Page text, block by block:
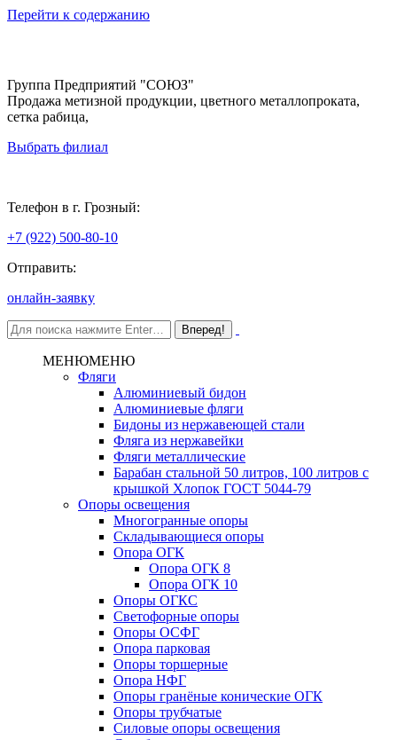
Перейти к содержанию
Группа Предприятий "СОЮЗ"
Продажа метизной продукции, цветного металлопроката,
сетка рабица,
Выбрать филиал
Телефон в г. Грозный:
+7 (922) 500-80-10
Отправить:
онлайн-заявку
МЕНЮМЕНЮ
Фляги
Алюминиевый бидон
Алюминиевые фляги
Бидоны из нержавеющей стали
Фляга из нержавейки
Фляги металлические
Барабан стальной 50 литров, 100 литров с
крышкой Хлопок ГОСТ 5044-79
Опоры освещения
Многогранные опоры
Складывающиеся опоры
Опора ОГК
Опора ОГК 8
Опора ОГК 10
Опоры ОГКС
Светофорные опоры
Опоры ОСФГ
Опора парковая
Опоры торшерные
Опора НФГ
Опоры гранёные конические ОГК
Опоры трубчатые
Силовые опоры освещения